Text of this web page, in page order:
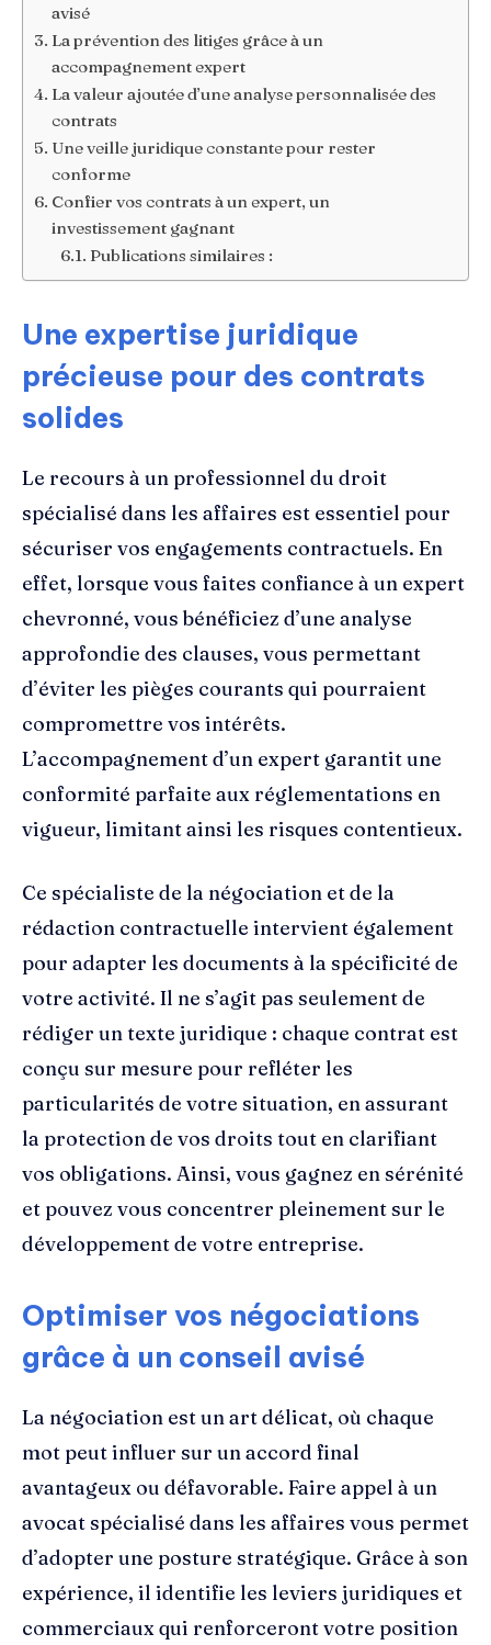
avisé
La prévention des litiges grâce à un
accompagnement expert
La valeur ajoutée d’une analyse personnalisée des
contrats
Une veille juridique constante pour rester
conforme
Confier vos contrats à un expert, un
investissement gagnant
Publications similaires :
Une expertise juridique
précieuse pour des contrats
solides
Le recours à un professionnel du droit
spécialisé dans les affaires est essentiel pour
sécuriser vos engagements contractuels. En
effet, lorsque vous faites confiance à un expert
chevronné, vous bénéficiez d’une analyse
approfondie des clauses, vous permettant
d’éviter les pièges courants qui pourraient
compromettre vos intérêts.
L’accompagnement d’un expert garantit une
conformité parfaite aux réglementations en
vigueur, limitant ainsi les risques contentieux.
Ce spécialiste de la négociation et de la
rédaction contractuelle intervient également
pour adapter les documents à la spécificité de
votre activité. Il ne s’agit pas seulement de
rédiger un texte juridique : chaque contrat est
conçu sur mesure pour refléter les
particularités de votre situation, en assurant
la protection de vos droits tout en clarifiant
vos obligations. Ainsi, vous gagnez en sérénité
et pouvez vous concentrer pleinement sur le
développement de votre entreprise.
Optimiser vos négociations
grâce à un conseil avisé
La négociation est un art délicat, où chaque
mot peut influer sur un accord final
avantageux ou défavorable. Faire appel à un
avocat spécialisé dans les affaires vous permet
d’adopter une posture stratégique. Grâce à son
expérience, il identifie les leviers juridiques et
commerciaux qui renforceront votre position